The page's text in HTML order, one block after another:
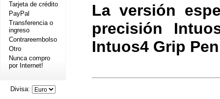
Tarjeta de crédito
PayPal
Transferencia o
ingreso
Contrareembolso
Otro
Nunca compro
por Internet!
Divisa:
La versión
precisión
Intuos4 Grip